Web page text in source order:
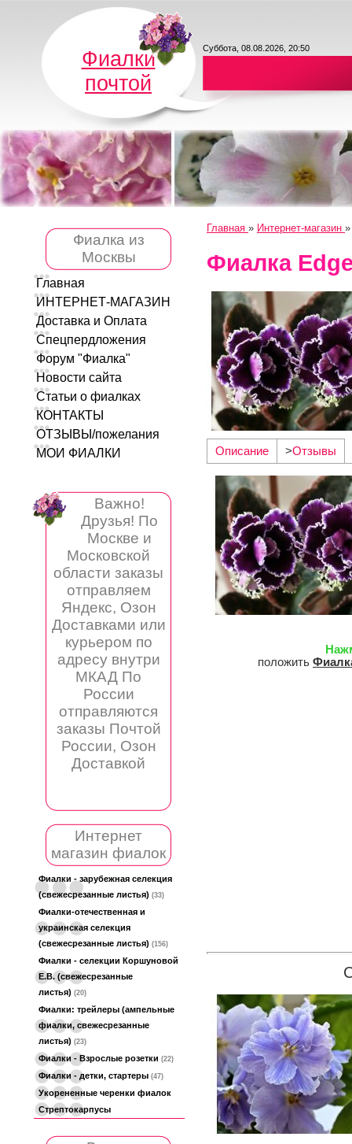
Фиалки
почтой
Суббота, 08.08.2026, 20:50
Фиалка из
Москвы
Главная
ИНТЕРНЕТ-МАГАЗИН
Доставка и Оплата
Спецпердложения
Форум "Фиалка"
Новости сайта
Статьи о фиалках
КОНТАКТЫ
ОТЗЫВЫ/пожелания
МОИ ФИАЛКИ
Важно!
Друзья! По
Москве и
Московской
области заказы
отправляем
Яндекс, Озон
Доставками или
курьером по
адресу внутри
МКАД По
России
отправляются
заказы Почтой
России, Озон
Доставкой
Интернет
магазин фиалок
Фиалки - зарубежная селекция
(свежесрезанные листья) (33)
Фиалки-отечественная и
украинская селекция
(свежесрезанные листья) (156)
Фиалки - селекции Коршуновой
Е.В. (свежесрезанные
листья) (20)
Фиалки: трейлеры (ампельные
фиалки, свежесрезанные
листья) (23)
Фиалки - Взрослые розетки (22)
Фиалки - детки, стартеры (47)
Укорененные черенки фиалок
Стрептокарпусы
Главная » Интернет-магазин
Фиалка
Описание >Отзывы
положить